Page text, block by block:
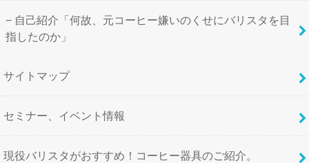
自己紹介「何故、元コーヒー嫌いのくせにバリスタを目
指したのか」
サイトマップ
セミナー、イベント情報
現役バリスタがおすすめ！コーヒー器具のご紹介。